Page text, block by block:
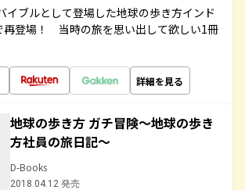
イブルとして登場した地球の歩き方インド
再登場！ 当時の旅を思い出して欲しい1冊
詳細を見る
地球の歩き方 ガチ冒険～地球の歩き
方社員の旅日記～
D-Books
2018.04.12 発売